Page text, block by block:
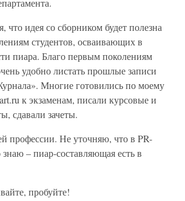
что идея со сборником будет полезна
студентов, осваивающих в
пиара. Благо первым поколениям
удобно листать прошлые записи
Многие готовились по моему
к экзаменам, писали курсовые и
сдавали зачеты.
профессии. Не уточняю, что в PR-
– пиар-составляющая есть в
пробуйте!